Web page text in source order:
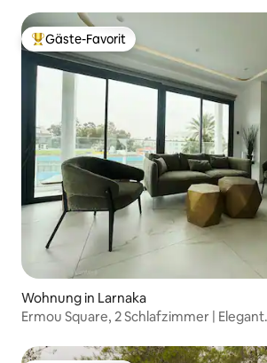
Beliebter Gäste-Favorit.
Gäste-Favorit
Wohnung in Larnaka
Ermou Square, 2 Schlafzimmer |